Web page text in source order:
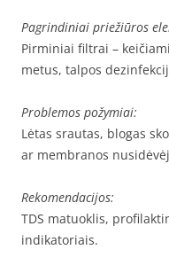
Pagrindiniai priežiūros
Pirminiai filtrai –
metus, talpos
Problemos požymiai:
Lėtas srautas, blogas
ar membranos
Rekomendacijos:
TDS matuoklis,
indikatoriais.